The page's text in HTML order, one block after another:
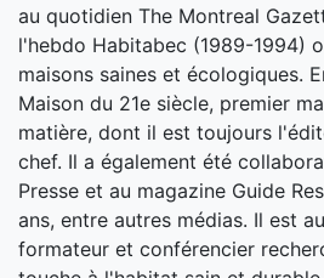
au quotidien The Montreal
l'hebdo Habitabec (1989-1994)
maisons saines et écologiques.
Maison du 21e siècle, premier
matière, dont il est toujours
chef. Il a également été
Presse et au magazine Guide
ans, entre autres médias. Il est
formateur et conférencier